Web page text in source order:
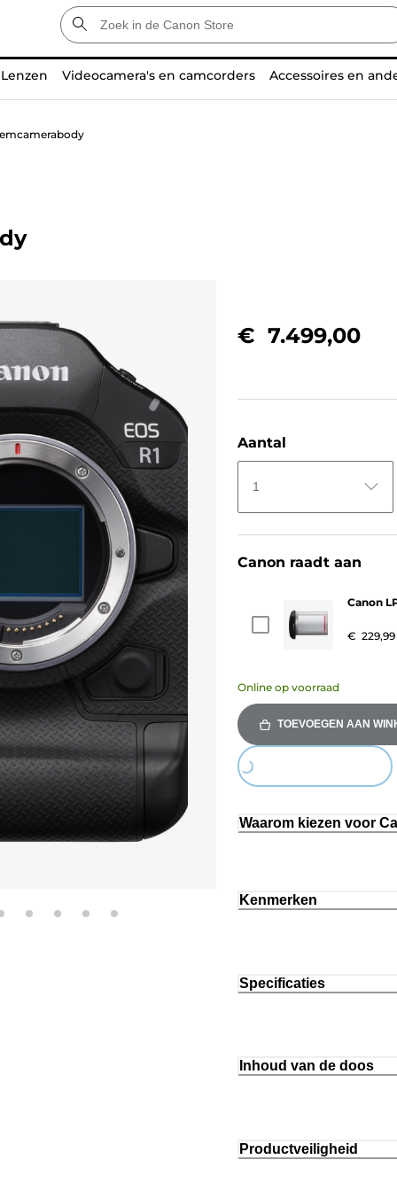
Lenzen Videocamera's en camcorders Accessoires en
€ 7.499,00
Aantal
1
Canon raadt aan
Canon
€ 229,99
Online op voorraad
TOEVOEGEN AAN
Loading...
Waarom kiezen voor
Kenmerken
Specificaties
Inhoud van de doos
Productveiligheid